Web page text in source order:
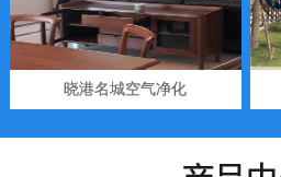
晓港名城空气净化